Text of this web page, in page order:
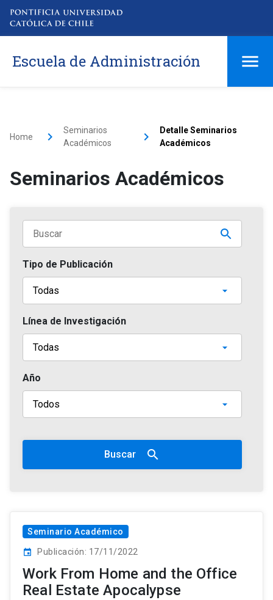
Escuela de Administración
Home
Seminarios
Académicos
Detalle Seminarios
Académicos
Seminarios Académicos
Tipo de Publicación
Línea de Investigación
Año
Buscar search
Seminario Académico
event Publicación: 17/11/2022
Work From Home and the Office
Real Estate Apocalypse